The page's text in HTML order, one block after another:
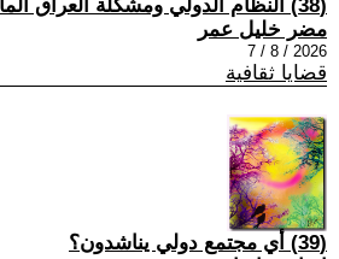
(38) النظام الدولي ومشكلة العراق المالية
مضر خليل عمر
2026 / 8 / 7
قضايا ثقافية
(39) أي مجتمع دولي يناشدون؟